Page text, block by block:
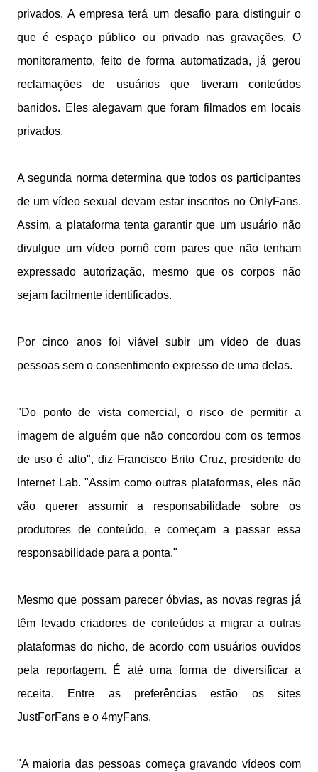
privados. A empresa terá um desafio para distinguir o
que é espaço público ou privado nas gravações. O
monitoramento, feito de forma automatizada, já gerou
reclamações de usuários que tiveram conteúdos
banidos. Eles alegavam que foram filmados em locais
privados.
A segunda norma determina que todos os participantes
de um vídeo sexual devam estar inscritos no OnlyFans.
Assim, a plataforma tenta garantir que um usuário não
divulgue um vídeo pornô com pares que não tenham
expressado autorização, mesmo que os corpos não
sejam facilmente identificados.
Por cinco anos foi viável subir um vídeo de duas
pessoas sem o consentimento expresso de uma delas.
"Do ponto de vista comercial, o risco de permitir a
imagem de alguém que não concordou com os termos
de uso é alto", diz Francisco Brito Cruz, presidente do
Internet Lab. "Assim como outras plataformas, eles não
vão querer assumir a responsabilidade sobre os
produtores de conteúdo, e começam a passar essa
responsabilidade para a ponta."
Mesmo que possam parecer óbvias, as novas regras já
têm levado criadores de conteúdos a migrar a outras
plataformas do nicho, de acordo com usuários ouvidos
pela reportagem. É até uma forma de diversificar a
receita. Entre as preferências estão os sites
JustForFans e o 4myFans.
"A maioria das pessoas começa gravando vídeos com